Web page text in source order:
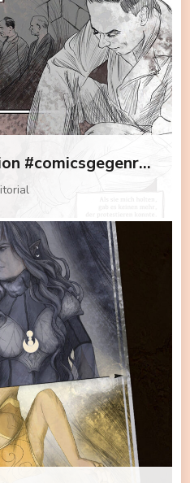
Gemeinschaftsaktion #comicsgegenrechts2025